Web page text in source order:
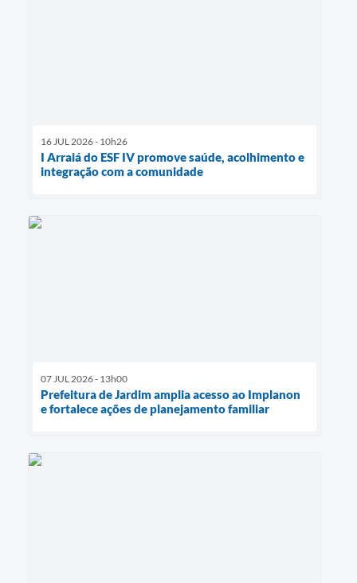
16 JUL 2026 - 10h26
I Arraiá do ESF IV promove saúde, acolhimento e
integração com a comunidade
07 JUL 2026 - 13h00
Prefeitura de Jardim amplia acesso ao Implanon
e fortalece ações de planejamento familiar